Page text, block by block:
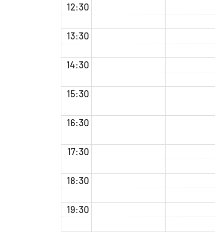
12:30
13:30
14:30
15:30
16:30
17:30
18:30
19:30